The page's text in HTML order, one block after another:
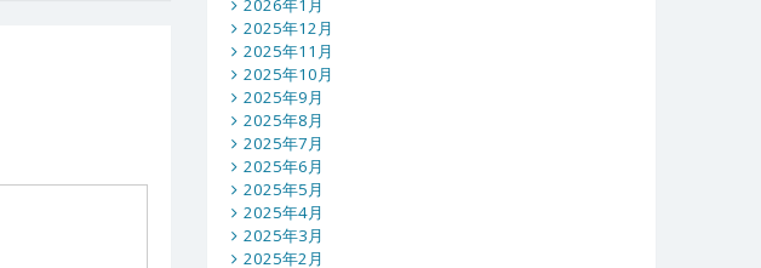
2026年1月
2025年12月
2025年11月
2025年10月
2025年9月
2025年8月
2025年7月
2025年6月
2025年5月
2025年4月
2025年3月
2025年2月